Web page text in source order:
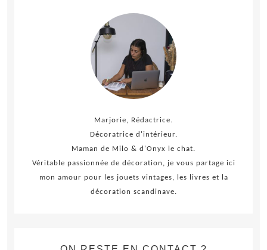
Marjorie, Rédactrice.
Décoratrice d'intérieur.
Maman de Milo & d'Onyx le chat.
Véritable passionnée de décoration, je vous partage ici
mon amour pour les jouets vintages, les livres et la
décoration scandinave.